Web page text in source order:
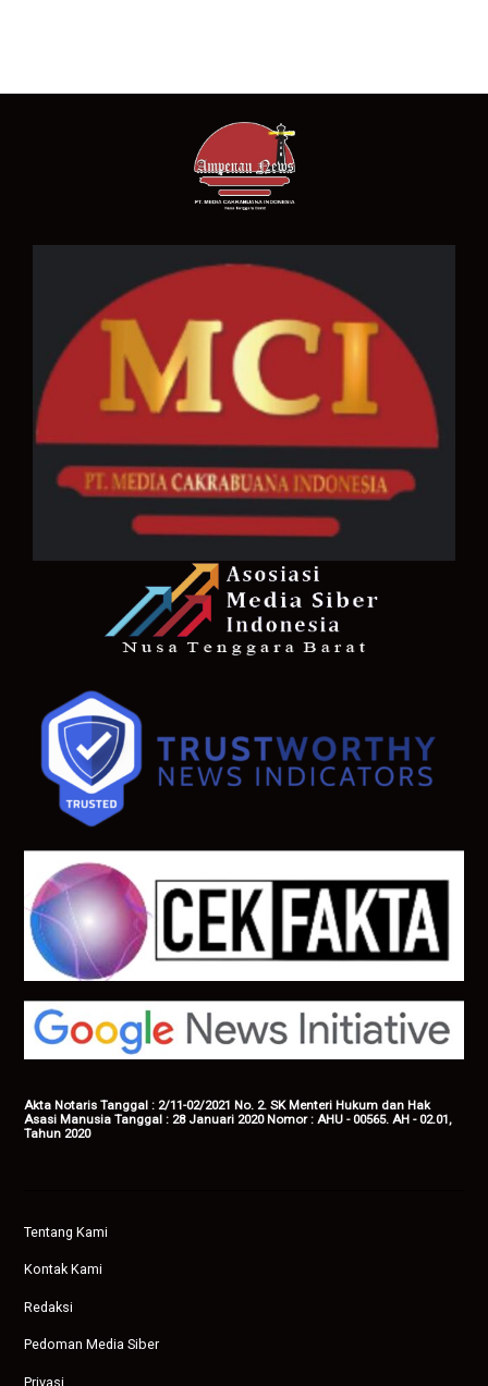
Akta Notaris Tanggal : 2/11-02/2021 No. 2. SK Menteri Hukum dan Hak
Asasi Manusia Tanggal : 28 Januari 2020 Nomor : AHU - 00565. AH - 02.01,
Tahun 2020
Tentang Kami
Kontak Kami
Redaksi
Pedoman Media Siber
Privasi